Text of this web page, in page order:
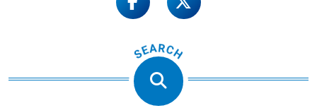
facebooktwitter